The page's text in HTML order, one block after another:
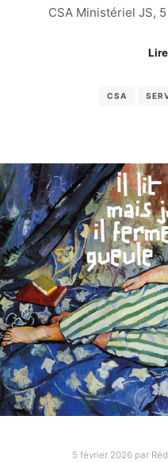
CSA Ministériel JS,
CSA
5 février 2026par